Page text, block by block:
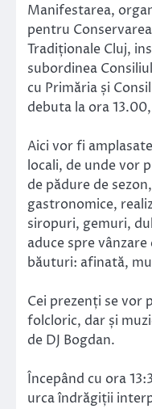
Manifestarea,
pentru
Tradiționale Cluj,
subordinea
cu Primăria și
debuta la ora
Aici vor fi
locali, de unde vor
de pădure de
gastronomice,
siropuri, gemuri,
aduce spre
băuturi: afinată,
Cei prezenți se vor
folcloric, dar și
de DJ Bogdan.
Începând cu ora
urca îndrăgiții